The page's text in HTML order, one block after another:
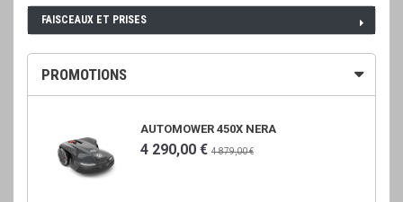
FAISCEAUX ET PRISES
PROMOTIONS
AUTOMOWER 450X NERA
4 290,00 € 4 879,00 €